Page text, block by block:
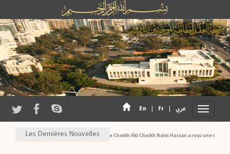
En Fr عربي
Les Dernières NouvellesSon Eminence Cheikh Akl Cheikh Naim Hassan a reçu une